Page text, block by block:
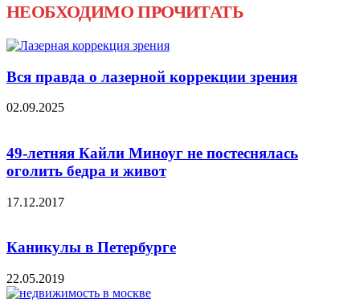
НЕОБХОДИМО ПРОЧИТАТЬ
Вся правда о лазерной коррекции зрения
02.09.2025
49-летняя Кайли Миноуг не постеснялась
оголить бедра и живот
17.12.2017
Каникулы в Петербурге
22.05.2019